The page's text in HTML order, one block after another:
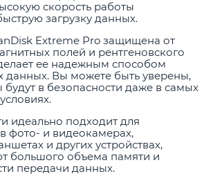
скорость работы
загрузку данных.
Extreme Pro защищена от
полей и рентгеновского
ее надежным способом
данных. Вы можете быть уверены,
в безопасности даже в самых
идеально подходит для
фото- и видеокамерах,
и других устройствах,
большого объема памяти и
передачи данных.